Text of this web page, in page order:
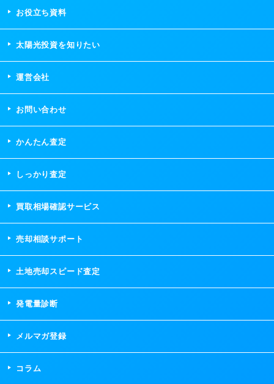
お役立ち資料
太陽光投資を知りたい
運営会社
お問い合わせ
かんたん査定
しっかり査定
買取相場確認サービス
売却相談サポート
土地売却スピード査定
発電量診断
メルマガ登録
コラム